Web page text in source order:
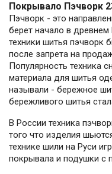
Покрывало Пэчворк
Пэчворк - это
берет начало в
техники шитья пэчворк
после запрета на
Популярность техника
материала для шитья
называли - бережное
бережливого шитья
В России техника
того что изделия
технике шили на Руси
покрывала и подушки с